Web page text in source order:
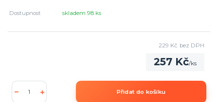
Dostupnost skladem 98 ks
257 Kč/ks
229 Kč bez DPH
Přidat do košíku